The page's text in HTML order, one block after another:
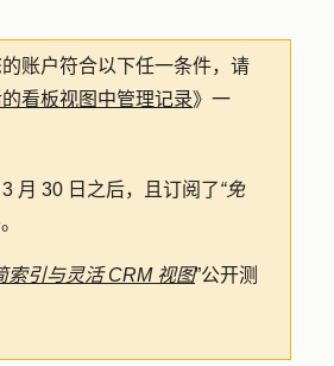
的账户符合以下任一条件，请
看板视图中管理记录》一
月 30 日之后，且订阅了“免
索引与灵活 CRM 视图”公开测